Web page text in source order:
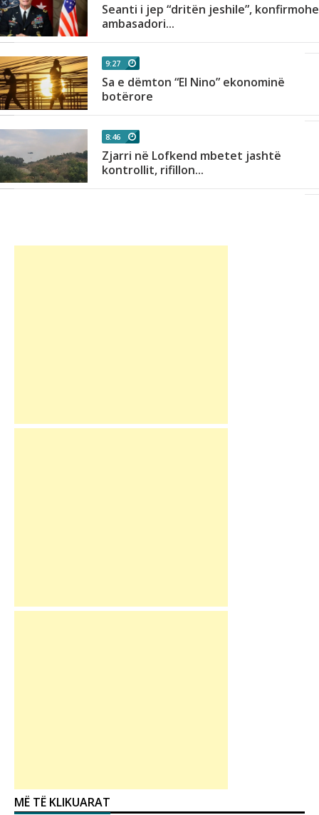
Seanti i jep “dritën jeshile”,
ambasadori...
9:27
Sa e dëmton “El Nino” ekonominë
botërore
8:46
Zjarri në Lofkend mbetet jashtë
kontrollit, rifillon...
MË TË KLIKUARAT